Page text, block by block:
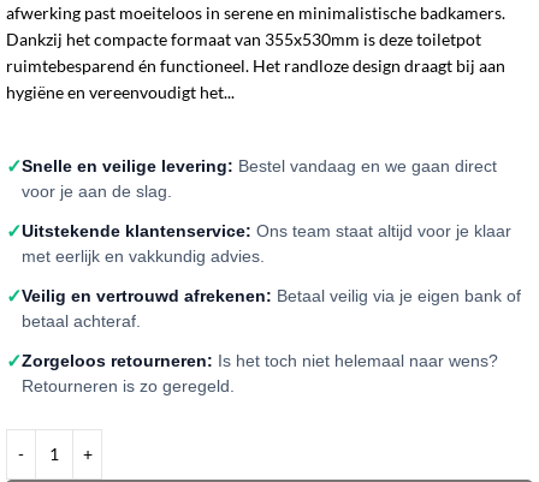
afwerking past moeiteloos in serene en minimalistische badkamers.
Dankzij het compacte formaat van 355x530mm is deze toiletpot
ruimtebesparend én functioneel. Het randloze design draagt bij aan
hygiëne en vereenvoudigt het...
✓Snelle en veilige levering: Bestel vandaag en we gaan direct
voor je aan de slag.
✓Uitstekende klantenservice: Ons team staat altijd voor je klaar
met eerlijk en vakkundig advies.
✓Veilig en vertrouwd afrekenen: Betaal veilig via je eigen bank of
betaal achteraf.
✓Zorgeloos retourneren: Is het toch niet helemaal naar wens?
Retourneren is zo geregeld.